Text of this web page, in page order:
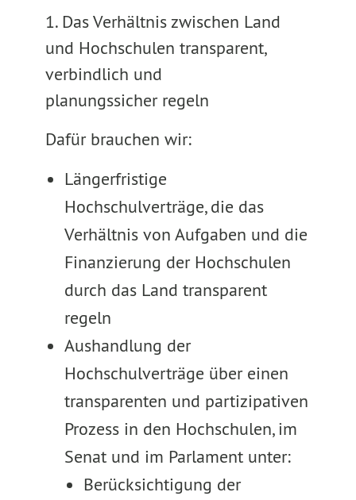
1. Das Verhältnis zwischen Land
und Hochschulen transparent,
verbindlich und
planungssicher regeln
Dafür brauchen wir:
Längerfristige
Hochschulverträge, die das
Verhältnis von Aufgaben und die
Finanzierung der Hochschulen
durch das Land transparent
regeln
Aushandlung der
Hochschulverträge über einen
transparenten und partizipativen
Prozess in den Hochschulen, im
Senat und im Parlament unter:
Berücksichtigung der